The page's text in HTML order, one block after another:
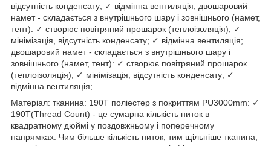
відсутність конденсату; ✓ відмінна вентиляція; двошаровий
намет - складається з внутрішнього шару і зовнішнього (намет,
тент): ✓ створює повітряний прошарок (теплоізоляція); ✓
мінімізація, відсутність конденсату; ✓ відмінна вентиляція;
двошаровий намет - складається з внутрішнього шару і
зовнішнього (намет, тент): ✓ створює повітряний прошарок
(теплоізоляція); ✓ мінімізація, відсутність конденсату; ✓
відмінна вентиляція;
Матеріал: тканина: 190T поліестер з покриттям PU3000mm: ✓
190Т(Thread Count) - це сумарна кількість ниток в
квадратному дюймі у поздовжньому і поперечному
напрямках. Чим більше кількість ниток, тим щільніше тканина;